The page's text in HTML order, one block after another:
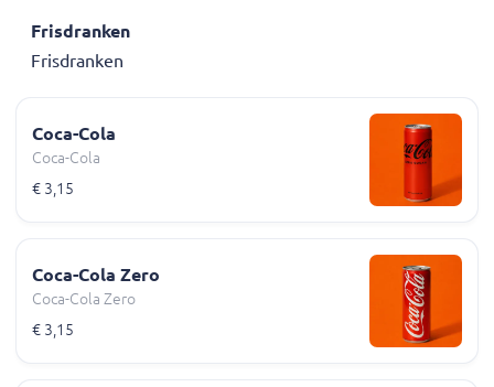
Frisdranken
Frisdranken
Coca-Cola
Coca-Cola
€ 3,15
Coca-Cola Zero
Coca-Cola Zero
€ 3,15